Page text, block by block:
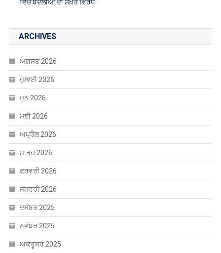
ਵਿੱਚ ਬਦਲੀਆਂ ਦਾ ਸਖ਼ਤ ਵਿਰੋਧ
ARCHIVES
ਅਗਸਤ 2026
ਜੁਲਾਈ 2026
ਜੂਨ 2026
ਮਈ 2026
ਅਪ੍ਰੈਲ 2026
ਮਾਰਚ 2026
ਫਰਵਰੀ 2026
ਜਨਵਰੀ 2026
ਦਸੰਬਰ 2025
ਨਵੰਬਰ 2025
ਅਕਤੂਬਰ 2025